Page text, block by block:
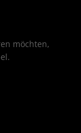
möchten,